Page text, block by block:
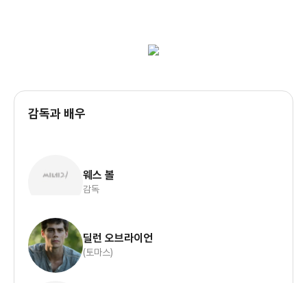
감독과 배우
웨스 볼
감독
딜런 오브라이언
(토마스)